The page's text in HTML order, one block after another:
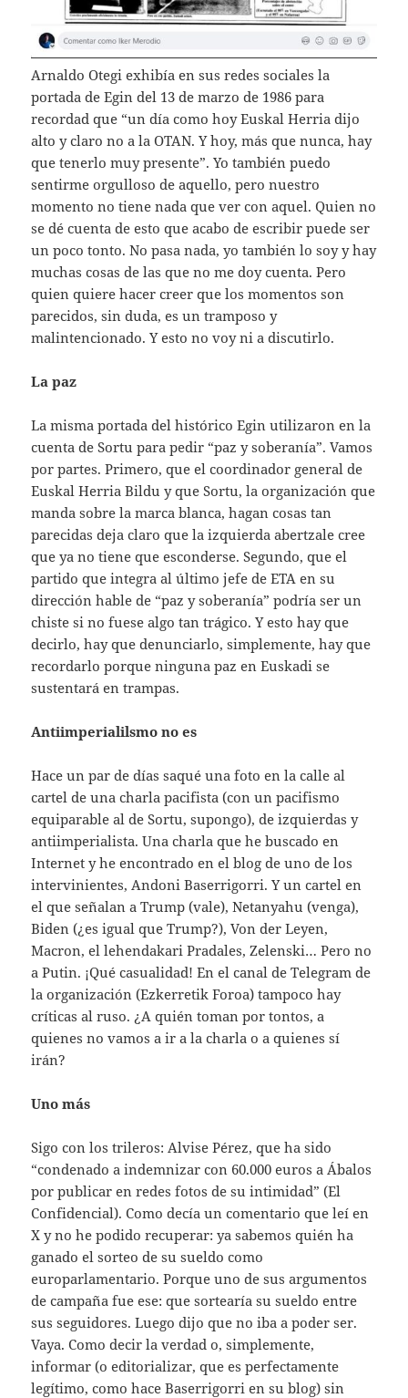
Arnaldo Otegi exhibía en sus redes sociales la
portada de Egin del 13 de marzo de 1986 para
recordad que “un día como hoy Euskal Herria dijo
alto y claro no a la OTAN. Y hoy, más que nunca, hay
que tenerlo muy presente”. Yo también puedo
sentirme orgulloso de aquello, pero nuestro
momento no tiene nada que ver con aquel. Quien no
se dé cuenta de esto que acabo de escribir puede ser
un poco tonto. No pasa nada, yo también lo soy y hay
muchas cosas de las que no me doy cuenta. Pero
quien quiere hacer creer que los momentos son
parecidos, sin duda, es un tramposo y
malintencionado. Y esto no voy ni a discutirlo.
La paz
La misma portada del histórico Egin utilizaron en la
cuenta de Sortu para pedir “paz y soberanía”. Vamos
por partes. Primero, que el coordinador general de
Euskal Herria Bildu y que Sortu, la organización que
manda sobre la marca blanca, hagan cosas tan
parecidas deja claro que la izquierda abertzale cree
que ya no tiene que esconderse. Segundo, que el
partido que integra al último jefe de ETA en su
dirección hable de “paz y soberanía” podría ser un
chiste si no fuese algo tan trágico. Y esto hay que
decirlo, hay que denunciarlo, simplemente, hay que
recordarlo porque ninguna paz en Euskadi se
sustentará en trampas.
Antiimperialilsmo no es
Hace un par de días saqué una foto en la calle al
cartel de una charla pacifista (con un pacifismo
equiparable al de Sortu, supongo), de izquierdas y
antiimperialista. Una charla que he buscado en
Internet y he encontrado en el blog de uno de los
intervinientes, Andoni Baserrigorri. Y un cartel en
el que señalan a Trump (vale), Netanyahu (venga),
Biden (¿es igual que Trump?), Von der Leyen,
Macron, el lehendakari Pradales, Zelenski… Pero no
a Putin. ¡Qué casualidad! En el canal de Telegram de
la organización (Ezkerretik Foroa) tampoco hay
críticas al ruso. ¿A quién toman por tontos, a
quienes no vamos a ir a la charla o a quienes sí
irán?
Uno más
Sigo con los trileros: Alvise Pérez, que ha sido
“condenado a indemnizar con 60.000 euros a Ábalos
por publicar en redes fotos de su intimidad” (El
Confidencial). Como decía un comentario que leí en
X y no he podido recuperar: ya sabemos quién ha
ganado el sorteo de su sueldo como
europarlamentario. Porque uno de sus argumentos
de campaña fue ese: que sortearía su sueldo entre
sus seguidores. Luego dijo que no iba a poder ser.
Vaya. Como decir la verdad o, simplemente,
informar (o editorializar, que es perfectamente
legítimo, como hace Baserrigorri en su blog) sin